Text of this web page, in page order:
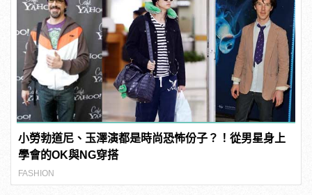
小勞勃道尼、玉澤演都是時尚恐怖份子？！從男星身上
學會的OK與NG穿搭
FASHION